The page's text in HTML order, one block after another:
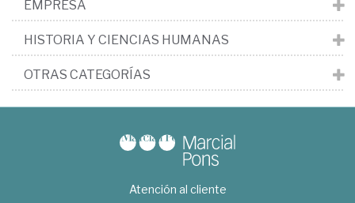
EMPRESA
HISTORIA Y CIENCIAS HUMANAS
OTRAS CATEGORÍAS
Atención al cliente